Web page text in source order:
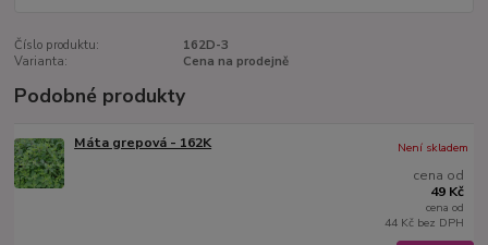
Číslo produktu:
162D-3
Varianta:
Cena na prodejně
Podobné produkty
Máta grepová - 162K
cena od
49 Kč
cena od
44 Kč bez DPH
Není skladem